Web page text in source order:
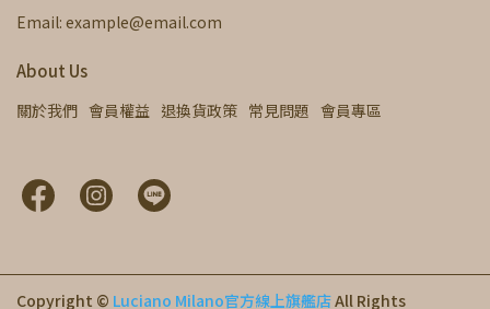
Email: example@email.com
About Us
關於我們 會員權益 退換貨政策 常見問題 會員專區
Copyright © Luciano Milano官方線上旗艦店All Rights